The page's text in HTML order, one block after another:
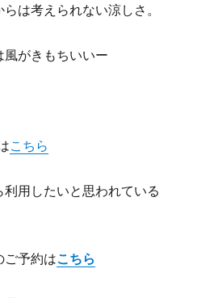
は考えられない涼しさ。
がきもちいいー
こちら
用したいと思われている
ご予約はこちら